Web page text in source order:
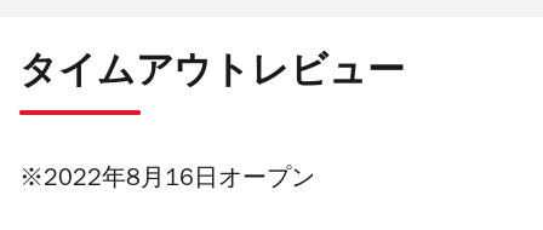
タイムアウトレビュー
※2022年8月16日オープン